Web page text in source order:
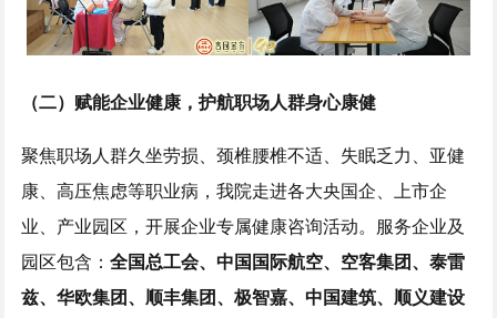
（二）赋能企业健康，护航职场人群身心康健
聚焦职场人群久坐劳损、颈椎腰椎不适、失眠乏力、亚健
康、高压焦虑等职业病，我院走进各大央国企、上市企
业、产业园区，开展企业专属健康咨询活动。服务企业及
园区包含：全国总工会、中国国际航空、空客集团、泰雷
兹、华欧集团、顺丰集团、极智嘉、中国建筑、顺义建设